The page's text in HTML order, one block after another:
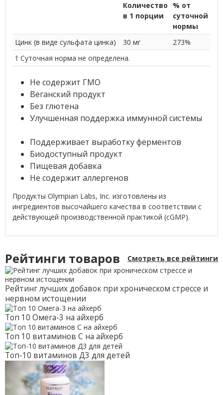
Количество
в 1 порции
% от
суточной
нормы
Цинк (в виде сульфата цинка)
30 мг
273%
† Суточная норма не определена.
Не содержит ГМО
Веганский продукт
Без глютена
Улучшенная поддержка иммунной системы
Поддерживает выработку ферментов
Биодоступный продукт
Пищевая добавка
Не содержит аллергенов
Продукты Olympian Labs, Inc. изготовлены из
ингредиентов высочайшего качества в соответствии с
действующей производственной практикой (cGMP).
Рейтинги товаров Смотреть все рейтинги
Рейтинг лучших добавок при хроническом стрессе и
нервном истощении
Топ 10 Омега-3 на айхерб
Топ 10 витаминов С на айхерб
Топ-10 витаминов Д3 для детей